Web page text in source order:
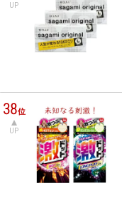
UP
38位
UP